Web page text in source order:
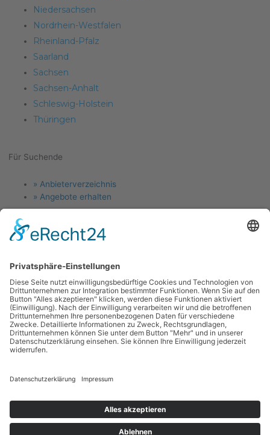
Niedersachsen
Nordrhein-Westfalen
Rheinland-Pfalz
Saarland
Sachsen
Sachsen-Anhalt
Schleswig-Holstein
Thüringen
Für Suchende
Menu
» Anbieterverzeichnis
» Angebote erhalten
Für Anlagenbauer
» Angebotsanfragen
Links
Menu Kontakt
News
Blog
Forum
Schulungen
Copyright © 2025 anlagenbau-marktplatz.de